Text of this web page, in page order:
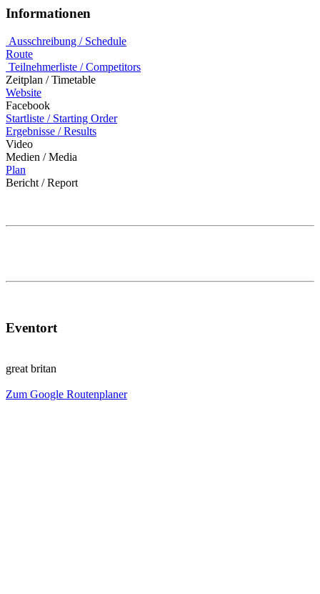
Informationen
Ausschreibung / Schedule
Route
Teilnehmerliste / Competitors
Zeitplan / Timetable
Website
Facebook
Startliste / Starting Order
Ergebnisse / Results
Video
Medien / Media
Plan
Bericht / Report
Eventort
great britan
Zum Google Routenplaner